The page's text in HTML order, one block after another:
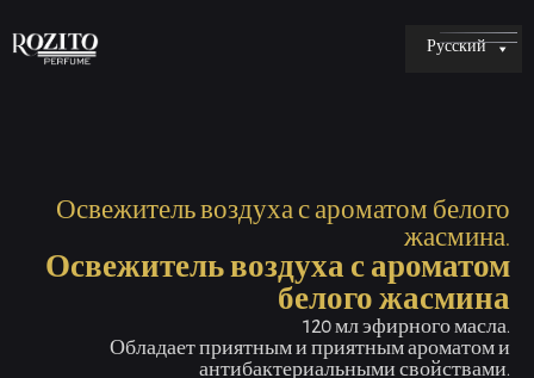
Русский
Освежитель воздуха с ароматом белого
жасмина.
Освежитель воздуха с ароматом
белого жасмина
120 мл эфирного масла.
Обладает приятным и приятным ароматом и